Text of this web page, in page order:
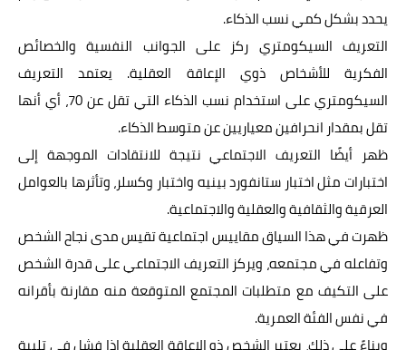
يحدد بشكل كمي نسب الذكاء.
التعريف السيكومتري ركز على الجوانب النفسية والخصائص
الفكرية للأشخاص ذوي الإعاقة العقلية. يعتمد التعريف
السيكومتري على استخدام نسب الذكاء التي تقل عن 70، أي أنها
تقل بمقدار انحرافين معياريين عن متوسط الذكاء.
ظهر أيضًا التعريف الاجتماعي نتيجة للانتقادات الموجهة إلى
اختبارات مثل اختبار ستانفورد بينيه واختبار وكسلر، وتأثرها بالعوامل
العرقية والثقافية والعقلية والاجتماعية.
ظهرت في هذا السياق مقاييس اجتماعية تقيس مدى نجاح الشخص
وتفاعله في مجتمعه، ويركز التعريف الاجتماعي على قدرة الشخص
على التكيف مع متطلبات المجتمع المتوقعة منه مقارنة بأقرانه
في نفس الفئة العمرية.
وبناءً على ذلك، يعتبر الشخص ذو الإعاقة العقلية إذا فشل في تلبية